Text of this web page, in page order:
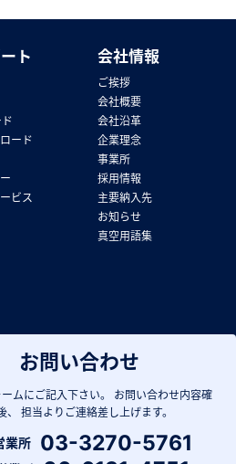
お問い合わせ
ムにご記入下さい。
お問い合わせ内容確
、
担当よりご連絡差し上げます。
業所 03-3270-5761
ト
ード
ビス
会社情報
ご挨拶
会社概要
会社沿革
企業理念
事業所
採用情報
主要納入先
お知らせ
真空用語集